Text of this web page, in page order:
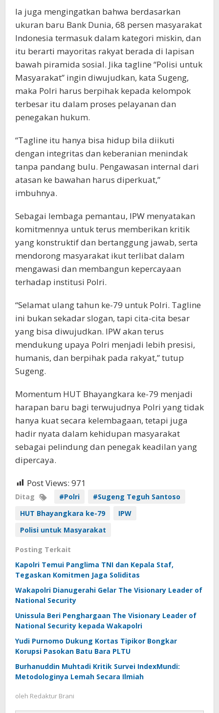
Ia juga mengingatkan bahwa berdasarkan
ukuran baru Bank Dunia, 68 persen masyarakat
Indonesia termasuk dalam kategori miskin, dan
itu berarti mayoritas rakyat berada di lapisan
bawah piramida sosial. Jika tagline “Polisi untuk
Masyarakat” ingin diwujudkan, kata Sugeng,
maka Polri harus berpihak kepada kelompok
terbesar itu dalam proses pelayanan dan
penegakan hukum.
“Tagline itu hanya bisa hidup bila diikuti
dengan integritas dan keberanian menindak
tanpa pandang bulu. Pengawasan internal dari
atasan ke bawahan harus diperkuat,”
imbuhnya.
Sebagai lembaga pemantau, IPW menyatakan
komitmennya untuk terus memberikan kritik
yang konstruktif dan bertanggung jawab, serta
mendorong masyarakat ikut terlibat dalam
mengawasi dan membangun kepercayaan
terhadap institusi Polri.
“Selamat ulang tahun ke-79 untuk Polri. Tagline
ini bukan sekadar slogan, tapi cita-cita besar
yang bisa diwujudkan. IPW akan terus
mendukung upaya Polri menjadi lebih presisi,
humanis, dan berpihak pada rakyat,” tutup
Sugeng.
Momentum HUT Bhayangkara ke-79 menjadi
harapan baru bagi terwujudnya Polri yang tidak
hanya kuat secara kelembagaan, tetapi juga
hadir nyata dalam kehidupan masyarakat
sebagai pelindung dan penegak keadilan yang
dipercaya.
Post Views: 971
Ditag #Polri
#Sugeng Teguh Santoso
HUT Bhayangkara ke-79
IPW
Polisi untuk Masyarakat
Posting Terkait
Kapolri Temui Panglima TNI dan Kepala Staf,
Tegaskan Komitmen Jaga Soliditas
Wakapolri Dianugerahi Gelar The Visionary Leader of
National Security
Unissula Beri Penghargaan The Visionary Leader of
National Security kepada Wakapolri
Yudi Purnomo Dukung Kortas Tipikor Bongkar
Korupsi Pasokan Batu Bara PLTU
Burhanuddin Muhtadi Kritik Survei IndexMundi:
Metodologinya Lemah Secara Ilmiah
oleh Redaktur Brani